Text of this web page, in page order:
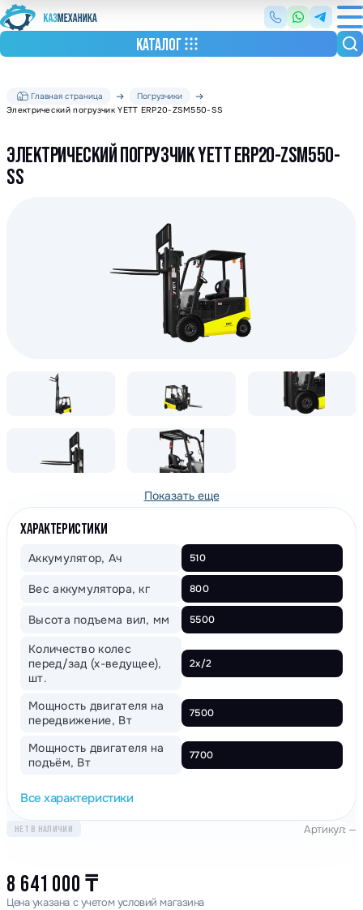
КАТАЛОГ
Главная страница
Погрузчики
Электрический погрузчик YETT ERP20-ZSM550-SS
ЭЛЕКТРИЧЕСКИЙ ПОГРУЗЧИК YETT ERP20-ZSM550-
SS
Показать еще
ХАРАКТЕРИСТИКИ
Аккумулятор, Ач 510
Вес аккумулятора, кг 800
Высота подъема вил, мм 5500
Количество колес
перед/зад (x-ведущее),
шт.
2x/2
Мощность двигателя на
передвижение, Вт
7500
Мощность двигателя на
подъём, Вт
7700
Все характеристики
НЕТ В НАЛИЧИИ Артикул: —
8 641 000 ₸
Цена указана с учетом условий магазина